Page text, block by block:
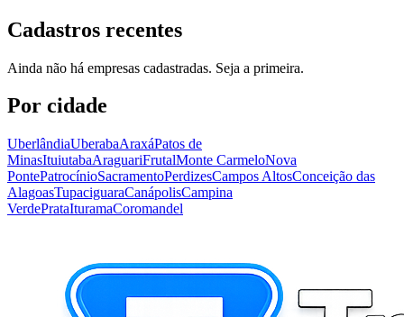
Cadastros recentes
Ainda não há empresas cadastradas. Seja a primeira.
Por cidade
UberlândiaUberabaAraxáPatos de
MinasItuiutabaAraguariFrutalMonte CarmeloNova
PontePatrocínioSacramentoPerdizesCampos AltosConceição das
AlagoasTupaciguaraCanápolisCampina
VerdePrataIturamaCoromandel